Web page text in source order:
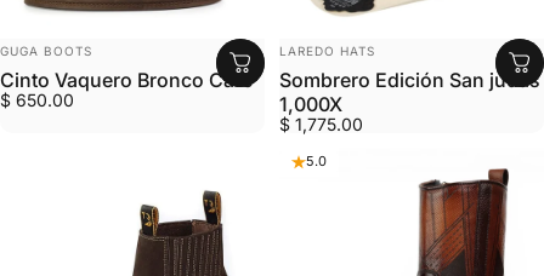
MARCA:
GUGA BOOTS
Cinto Vaquero Bronco Cafe
$ 650.00
MARCA:
LAREDO HATS
Sombrero Edición San judas
1,000X
$ 1,775.00
5.0